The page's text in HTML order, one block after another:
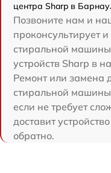
центра Sharp в
Позвоните нам и
проконсультирует
стиральной
устройств Sharp в
Ремонт или замена
стиральной
если не требует
доставит
обратно.